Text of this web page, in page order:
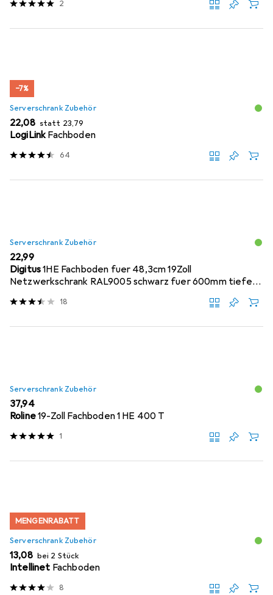
2
−7%
Serverschrank Zubehör
EUR
22,08 statt EUR
23,79
LogiLinkFachboden
64
Serverschrank Zubehör
EUR
22,99
Digitus1HE Fachboden fuer 48,3cm 19Zoll
Netzwerkschrank RAL9005 schwarz fuer 600mm tiefe
18
Serverschrank Zubehör
EUR
37,94
Roline19-Zoll Fachboden 1 HE 400 T
1
MENGENRABATT
Serverschrank Zubehör
EUR
13,08 bei 2 Stück
Intellinet Fachboden
8